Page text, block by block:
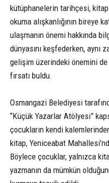
kütüphanelerin tarihçesi,
okuma alışkanlığının bireye
ulaşmanın önemi hakkında
dünyasını keşfederken, aynı
gelişim üzerindeki önemini
fırsatı buldu.
Osmangazi Belediyesi
“Küçük Yazarlar Atölyesi”
çocukların kendi
kitap, Yeniceabat
Böylece çocuklar, yalnızca
yazmanın da mümkün